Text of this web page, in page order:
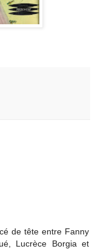
de tête entre Fanny
Lucrèce Borgia et